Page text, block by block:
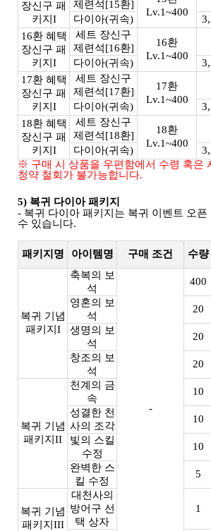
장신구 패
키지I
제련석[15환]
Lv.1~400
다이아(귀속)
16환 혜택
장신구 패
키지I
세트 장신구
제련석[16환]
16환
Lv.1~400
다이아(귀속)
17환 혜택
장신구 패
키지I
세트 장신구
제련석[17환]
17환
Lv.1~400
다이아(귀속)
18환 혜택
장신구 패
키지I
세트 장신구
제련석[18환]
18환
Lv.1~400
다이아(귀속)
※ 구매 시 상품을 우편함에서 수령 혹은
청약 철회가 불가능합니다.
5) 복귀 다이아 패키지
- 복귀 다이아 패키지는 복귀 이벤트 오픈
수 있습니다.
패키지명 아이템명 구매 조건 수량
복귀 기념
패키지I
축복의 보
석
-
400
영혼의 보
석
20
생명의 보
석
20
창조의 보
석
20
복귀 기념
패키지II
천계의 금
속
10
성결한 천
사의 조각
10
빛의 스킬
수정
10
완벽한 스
킬 수정
5
복귀 기념
패키지III
대천사의
방어구 선
택 상자
1